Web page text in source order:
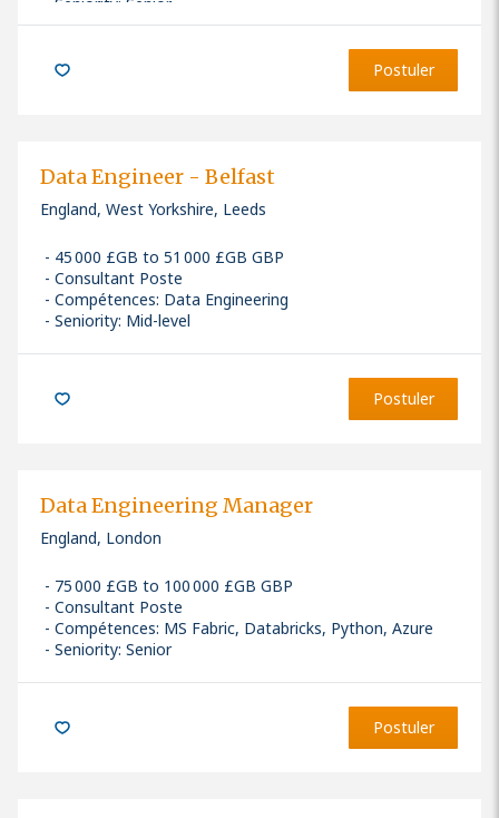
Postuler
Data Engineer - Belfast
England, West Yorkshire, Leeds
45 000 £GB to 51 000 £GB GBP
Consultant Poste
Compétences: Data Engineering
Seniority: Mid-level
Postuler
Data Engineering Manager
England, London
75 000 £GB to 100 000 £GB GBP
Consultant Poste
Compétences: MS Fabric, Databricks, Python, Azure
Seniority: Senior
Postuler